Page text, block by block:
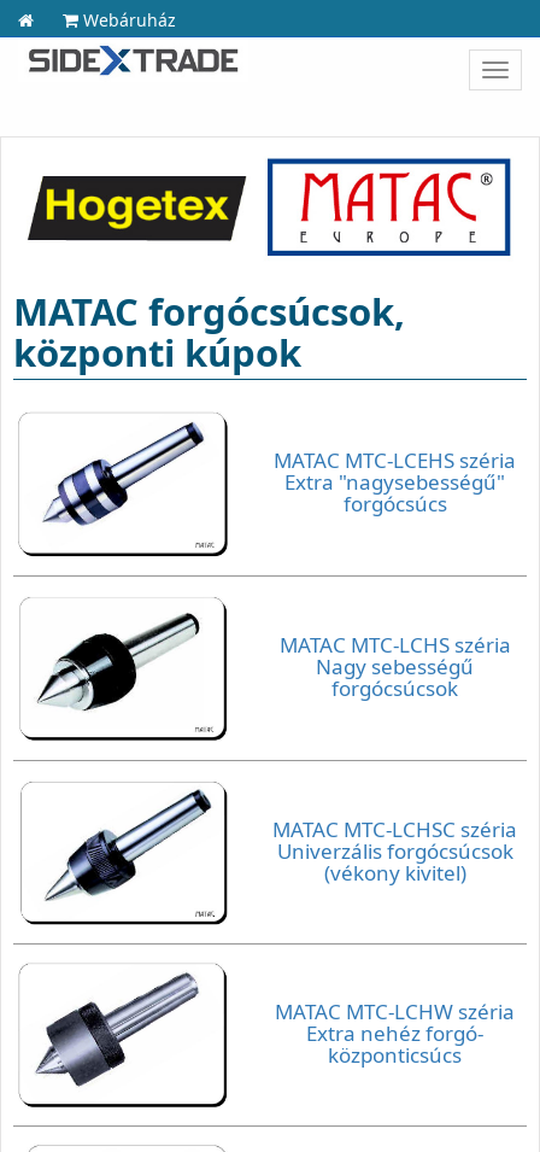
Webáruház
MATAC forgócsúcsok,
központi kúpok
MATAC MTC-LCEHS széria
Extra "nagysebességű"
forgócsúcs
MATAC MTC-LCHS széria
Nagy sebességű
forgócsúcsok
MATAC MTC-LCHSC széria
Univerzális forgócsúcsok
(vékony kivitel)
MATAC MTC-LCHW széria
Extra nehéz forgó-
központicsúcs